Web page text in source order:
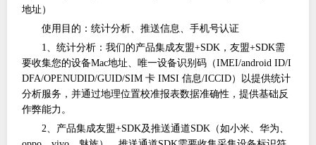
地址）
使用目的：统计分析、推送信息、手机号认证
1、统计分析：我们的产品集成友盟+SDK，友盟+SDK需
要收集您的设备Mac地址、唯一设备识别码（IMEI/android ID/I
DFA/OPENUDID/GUID/SIM 卡 IMSI 信息/ICCID）以提供统计
分析服务，并通过地理位置校准报表数据准确性，提供基础反
作弊能力。
2、产品集成友盟+SDK及推送通道SDK（如小米、华为、